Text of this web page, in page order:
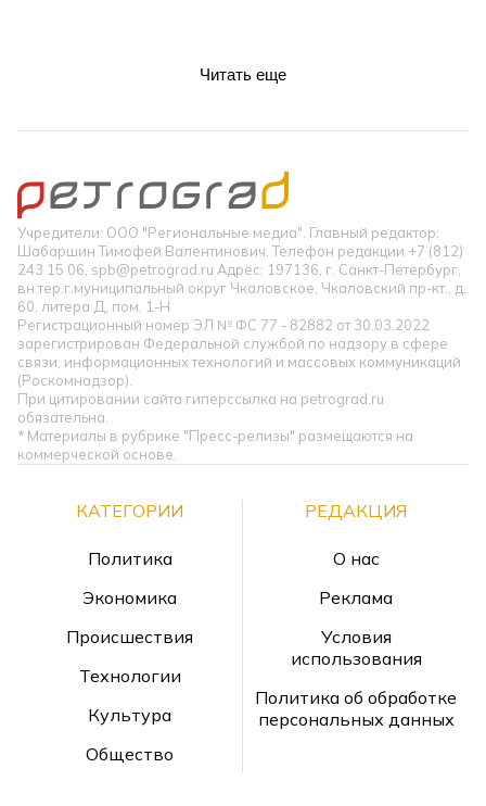
Читать еще
Учредители: ООО "Региональные медиа". Главный редактор:
Шабаршин Тимофей Валентинович. Телефон редакции +7 (812)
243 15 06, spb@petrograd.ru Адрес: 197136, г. Санкт-Петербург,
вн.тер.г.муниципальный округ Чкаловское, Чкаловский пр-кт., д.
60, литера Д, пом. 1-Н
Регистрационный номер ЭЛ № ФС 77 - 82882 от 30.03.2022
зарегистрирован Федеральной службой по надзору в сфере
связи, информационных технологий и массовых коммуникаций
(Роскомнадзор).
При цитировании сайта гиперссылка на petrograd.ru
обязательна.
* Материалы в рубрике "Пресс-релизы" размещаются на
коммерческой основе.
КАТЕГОРИИ
Политика
Экономика
Происшествия
Технологии
Культура
Общество
РЕДАКЦИЯ
О нас
Реклама
Условия
использования
Политика об обработке
персональных данных